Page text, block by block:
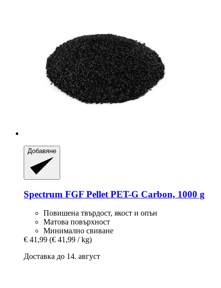
Добавяне
Spectrum FGF Pellet PET-​G Carbon, 1000 g
Повишена твърдост, якост и опън
Матова повърхност
Минимално свиване
€ 41,99 (€ 41,99 / kg)
Доставка до 14. август